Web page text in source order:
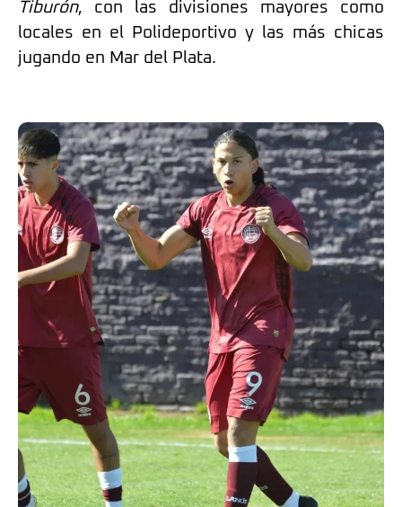
Tiburón, con las divisiones mayores como
locales en el Polideportivo y las más chicas
jugando en Mar del Plata.